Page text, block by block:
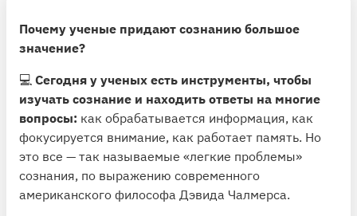
Почему ученые придают сознанию большое
значение?
💻 Сегодня у ученых есть инструменты, чтобы
изучать сознание и находить ответы на многие
вопросы: как обрабатывается информация, как
фокусируется внимание, как работает память. Но
это все — так называемые «легкие проблемы»
сознания, по выражению современного
американского философа Дэвида Чалмерса.